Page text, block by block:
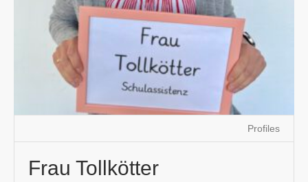
Profiles
Frau Tollkötter